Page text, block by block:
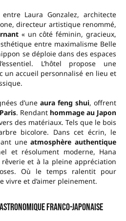
Laura Gonzalez, architecte
directeur artistique renommé,
« un côté féminin, gracieux,
entre maximalisme Belle
se déploie dans des espaces
L’hôtel propose une
un accueil personnalisé en lieu et
d’une aura feng shui, offrent
. Rendant hommage au Japon
des matériaux. Tels que le bois
bicolore. Dans cet écrin, le
uneatmosphère authentique
et résolument moderne, Hana
et à la pleine appréciation
Où le temps ralentit pour
vivre et d’aimer pleinement.
Franco-Japonaise